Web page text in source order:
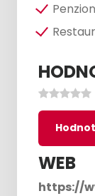
WEB
https://